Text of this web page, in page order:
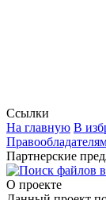
Ссылки
На главную В
Партнерские
О проекте